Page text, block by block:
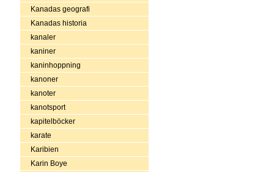
Kanadas geografi
Kanadas historia
kanaler
kaniner
kaninhoppning
kanoner
kanoter
kanotsport
kapitelböcker
karate
Karibien
Karin Boye